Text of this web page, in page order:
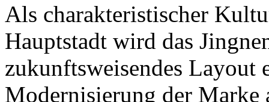
Als charakteristischer
Hauptstadt wird das
zukunftsweisendes Layout
Modernisierung der Marke